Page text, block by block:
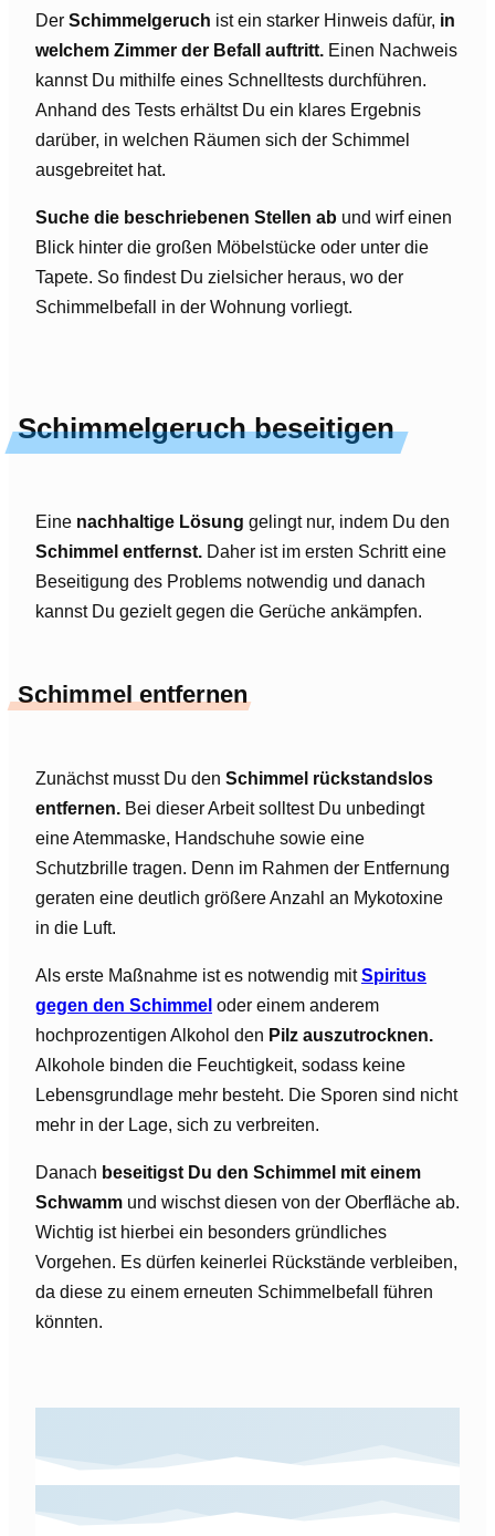
Der Schimmelgeruch ist ein starker Hinweis dafür, in
welchem Zimmer der Befall auftritt. Einen Nachweis
kannst Du mithilfe eines Schnelltests durchführen.
Anhand des Tests erhältst Du ein klares Ergebnis
darüber, in welchen Räumen sich der Schimmel
ausgebreitet hat.
Suche die beschriebenen Stellen ab und wirf einen
Blick hinter die großen Möbelstücke oder unter die
Tapete. So findest Du zielsicher heraus, wo der
Schimmelbefall in der Wohnung vorliegt.
Schimmelgeruch beseitigen
Eine nachhaltige Lösung gelingt nur, indem Du den
Schimmel entfernst. Daher ist im ersten Schritt eine
Beseitigung des Problems notwendig und danach
kannst Du gezielt gegen die Gerüche ankämpfen.
Schimmel entfernen
Zunächst musst Du den Schimmel rückstandslos
entfernen. Bei dieser Arbeit solltest Du unbedingt
eine Atemmaske, Handschuhe sowie eine
Schutzbrille tragen. Denn im Rahmen der Entfernung
geraten eine deutlich größere Anzahl an Mykotoxine
in die Luft.
Als erste Maßnahme ist es notwendig mitSpiritus
gegen den Schimmel oder einem anderem
hochprozentigen Alkohol den Pilz auszutrocknen.
Alkohole binden die Feuchtigkeit, sodass keine
Lebensgrundlage mehr besteht. Die Sporen sind nicht
mehr in der Lage, sich zu verbreiten.
Danach beseitigst Du den Schimmel mit einem
Schwamm und wischst diesen von der Oberfläche ab.
Wichtig ist hierbei ein besonders gründliches
Vorgehen. Es dürfen keinerlei Rückstände verbleiben,
da diese zu einem erneuten Schimmelbefall führen
könnten.